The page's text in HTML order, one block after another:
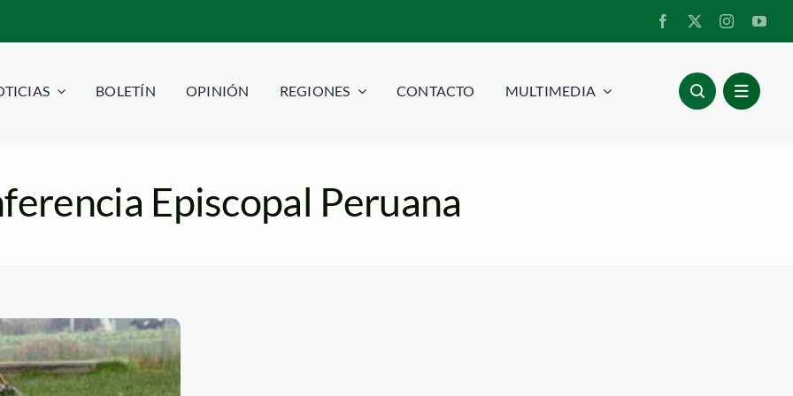
BOLETÍN OPINIÓN REGIONES CONTACTO MULTIMEDIA
Episcopal Peruana